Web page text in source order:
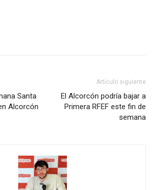
Santa
Alcorcón
Artículo siguiente
El Alcorcón podría bajar a
Primera RFEF este fin de
semana